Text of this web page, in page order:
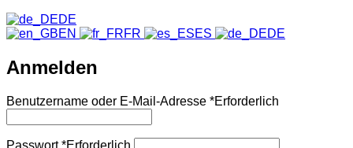
DE
EN
FR ES DE
Anmelden
Benutzername oder E-Mail-Adresse *Erforderlich
Passwort*Erforderlich